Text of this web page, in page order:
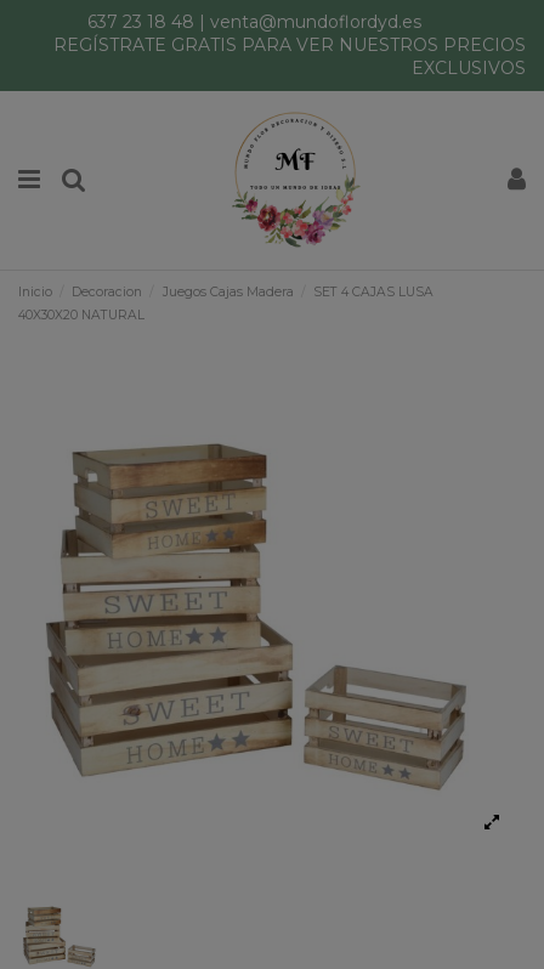
637 23 18 48 | venta@mundoflordyd.es
REGÍSTRATE GRATIS PARA VER NUESTROS PRECIOS
EXCLUSIVOS
Inicio Decoracion Juegos Cajas Madera
SET 4 CAJAS LUSA
40X30X20 NATURAL